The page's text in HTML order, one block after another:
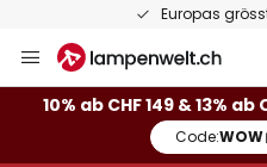
Europas
Inhalt
springen
10% ab CHF 149 & 13% ab
Code:WOW